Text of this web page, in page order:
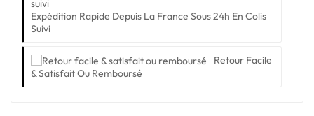
Expédition Rapide Depuis La France Sous 24h En Colis
Suivi
Retour Facile
& Satisfait Ou Remboursé